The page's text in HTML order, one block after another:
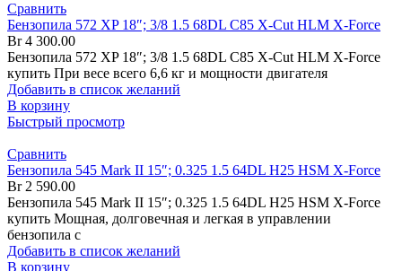
Сравнить
Бензопила 572 XP 18″; 3/8 1.5 68DL C85 X-Cut HLM X-Force
Br4 300.00
Бензопила 572 XP 18″; 3/8 1.5 68DL C85 X-Cut HLM X-Force
купить При весе всего 6,6 кг и мощности двигателя
Добавить в список желаний
В корзину
Быстрый просмотр
Сравнить
Бензопила 545 Mark II 15″; 0.325 1.5 64DL H25 HSM X-Force
Br2 590.00
Бензопила 545 Mark II 15″; 0.325 1.5 64DL H25 HSM X-Force
купить Мощная, долговечная и легкая в управлении
бензопила с
Добавить в список желаний
В корзину